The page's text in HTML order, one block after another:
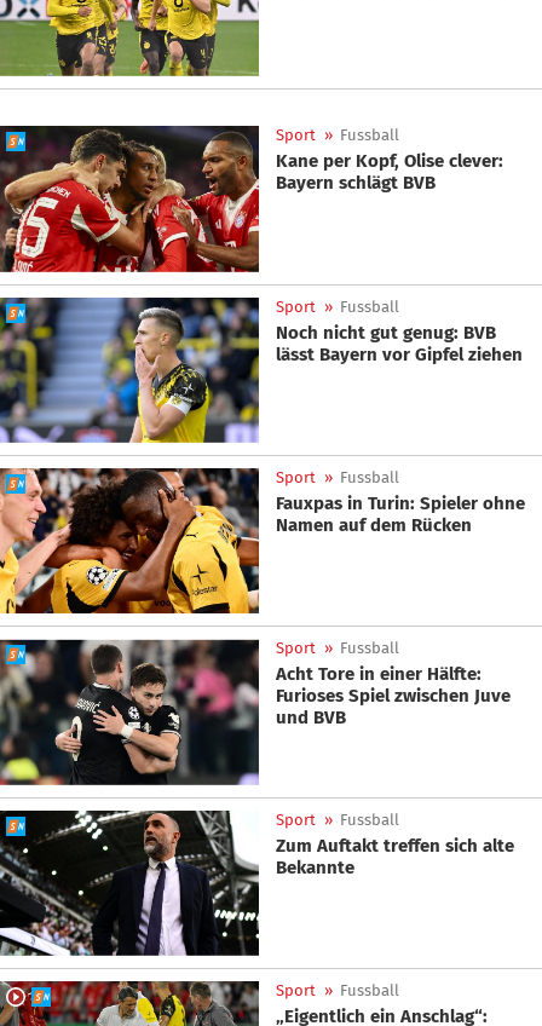
Sport » Fussball
Kane per Kopf, Olise clever:
Bayern schlägt BVB
Sport » Fussball
Noch nicht gut genug: BVB
lässt Bayern vor Gipfel ziehen
Sport » Fussball
Fauxpas in Turin: Spieler ohne
Namen auf dem Rücken
Sport » Fussball
Acht Tore in einer Hälfte:
Furioses Spiel zwischen Juve
und BVB
Sport » Fussball
Zum Auftakt treffen sich alte
Bekannte
Sport » Fussball
„Eigentlich ein Anschlag“: